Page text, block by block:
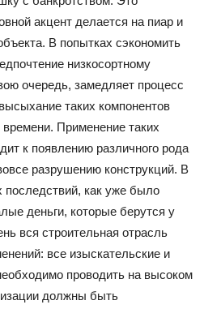
акцент делается на пиар и
В попытках сэкономить
низкосортному
очередь, замедляет процесс
таких компонентов
Применение таких
к появлению различного рода
разрушению конструкций. В
последствий, как уже было
деньги, которые берутся у
вся строительная отрасль
все изыскательские и
проводить на высоком
должны быть